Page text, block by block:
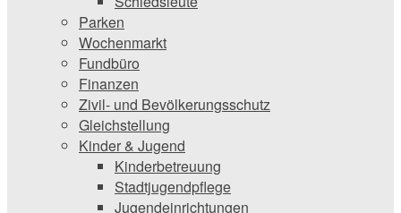
Parken
Wochenmarkt
Fundbüro
Finanzen
Zivil- und Bevölkerungsschutz
Gleichstellung
Kinder & Jugend
Kinderbetreuung
Stadtjugendpflege
Jugendeinrichtungen